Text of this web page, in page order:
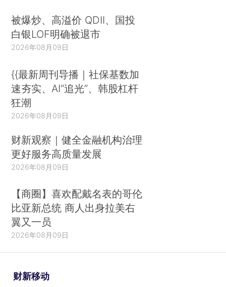
被爆炒、高溢价 QDII、国投
白银LOF明确被退市
2026年08月09日
{{最新周刊导播｜社保基数加
速夯实、AI“追光”、韩股杠杆
狂潮
2026年08月09日
财新观察｜健全金融机构治理
更好服务高质量发展
2026年08月09日
【商圈】喜欢配戴名表的哥伦
比亚新总统 商人出身拉美右
翼又一员
2026年08月09日
财新移动